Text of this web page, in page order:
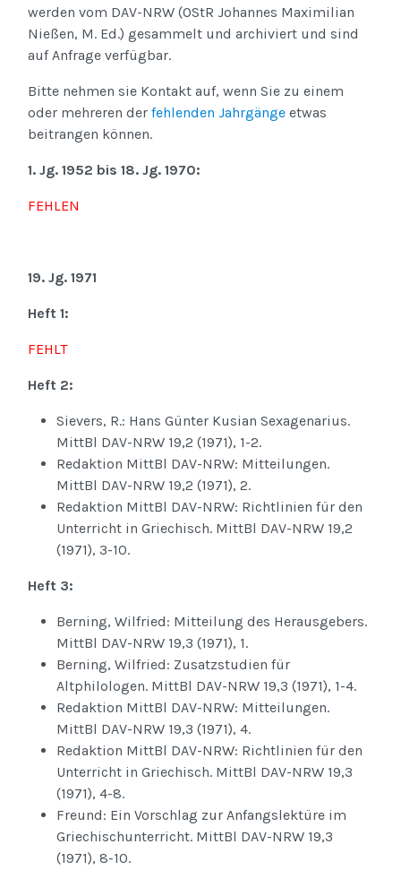
werden vom DAV-NRW (OStR Johannes Maximilian
Nießen, M. Ed.) gesammelt und archiviert und sind
auf Anfrage verfügbar.
Bitte nehmen sie Kontakt auf, wenn Sie zu einem
oder mehreren der fehlenden Jahrgänge etwas
beitrangen können.
1. Jg. 1952 bis 18. Jg. 1970:
FEHLEN
19. Jg. 1971
Heft 1:
FEHLT
Heft 2:
Sievers, R.: Hans Günter Kusian Sexagenarius.
MittBl DAV-NRW 19,2 (1971), 1-2.
Redaktion MittBl DAV-NRW: Mitteilungen.
MittBl DAV-NRW 19,2 (1971), 2.
Redaktion MittBl DAV-NRW: Richtlinien für den
Unterricht in Griechisch. MittBl DAV-NRW 19,2
(1971), 3-10.
Heft 3:
Berning, Wilfried: Mitteilung des Herausgebers.
MittBl DAV-NRW 19,3 (1971), 1.
Berning, Wilfried: Zusatzstudien für
Altphilologen. MittBl DAV-NRW 19,3 (1971), 1-4.
Redaktion MittBl DAV-NRW: Mitteilungen.
MittBl DAV-NRW 19,3 (1971), 4.
Redaktion MittBl DAV-NRW: Richtlinien für den
Unterricht in Griechisch. MittBl DAV-NRW 19,3
(1971), 4-8.
Freund: Ein Vorschlag zur Anfangslektüre im
Griechischunterricht. MittBl DAV-NRW 19,3
(1971), 8-10.